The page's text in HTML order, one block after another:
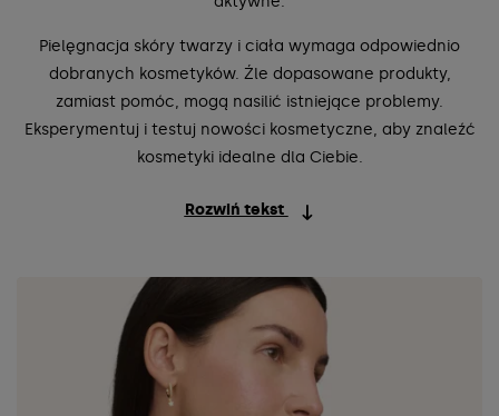
Pielęgnacja skóry twarzy i ciała wymaga odpowiednio
dobranych kosmetyków. Źle dopasowane produkty,
zamiast pomóc, mogą nasilić istniejące problemy.
Eksperymentuj i testuj nowości kosmetyczne, aby znaleźć
kosmetyki idealne dla Ciebie.
Rozwiń tekst